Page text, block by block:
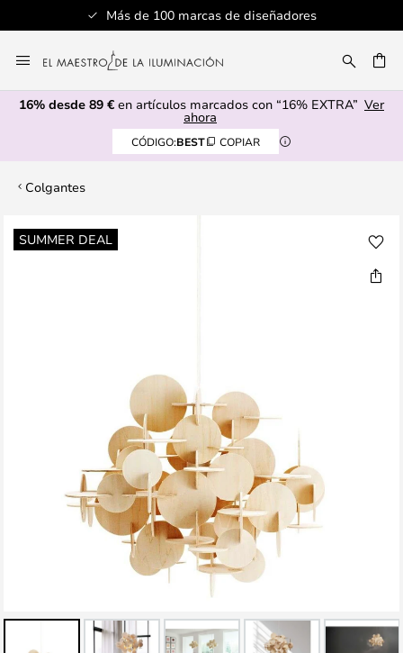
Más de 100 marcas de diseñadores
al
contenido
16% desde 89 € en artículos marcados con “16% EXTRA” Ver
ahora
CÓDIGO:BEST COPIAR
Colgantes
SUMMER DEAL
Saltar
al